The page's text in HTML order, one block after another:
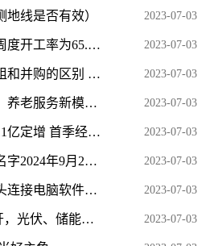
线是否有效） 2023-07-03
国内主要精铜杆企业周度开工率为65.2% 环比回升2.52个百分点 2023-07-03
环球观天下！并购重组和并购的区别 并购重组是什么意思 2023-07-03
乌兰察布市察右前旗：养老服务新模式 托起幸福“夕阳红” 2023-07-03
交建股份终止向股东11亿定增 首季经营现金净额-5亿 每日速讯 2023-07-03
精彩看点：冯姓女孩名字2024年9月27日出生的生辰八字五行查询 2023-07-03
每日快看：监控摄像头连接电脑软件_监控摄像头连接电脑 2023-07-03
A股三大指数集体高开，光伏、储能走强，汽车股上冲，AI概念股大幅跳水 2023-07-03